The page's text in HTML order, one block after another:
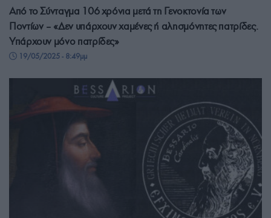
Από το Σύνταγμα 106 χρόνια μετά τη Γενοκτονία των
Ποντίων – «Δεν υπάρχουν χαμένες ή αλησμόνητες πατρίδες.
Υπάρχουν μόνο πατρίδες»
19/05/2025 - 8:49μμ